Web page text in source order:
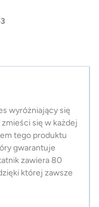
wyróżniający się
się w każdej
tego produktu
gwarantuje
zawiera 80
której zawsze